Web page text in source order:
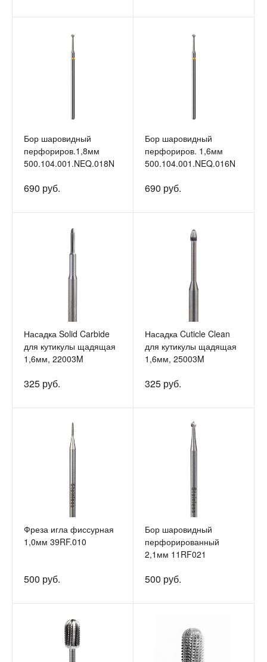
Бор шаровидный
перфориров.1,8мм
500.104.001.NEQ.018N
690 руб.
Бор шаровидный
перфориров. 1,6мм
500.104.001.NEQ.016N
690 руб.
Насадка Solid Carbide
для кутикулы щадящая
1,6мм, 22003M
325 руб.
Насадка Cuticle Clean
для кутикулы щадящая
1,6мм, 25003M
325 руб.
Фреза игла фиссурная
1,0мм 39RF.010
500 руб.
Бор шаровидный
перфорированный
2,1мм 11RF021
500 руб.